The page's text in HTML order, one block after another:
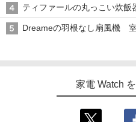
ティファールの丸っこい炊
Dreameの羽根なし扇風機
家電 Watch